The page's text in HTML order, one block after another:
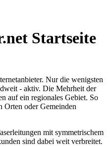
Startseite
Nur die wenigsten
- aktiv. Die Mehrheit der
auf ein regionales Gebiet. So
Orten oder Gemeinden
mit symmetrischem
sind dabei weit verbreitet.